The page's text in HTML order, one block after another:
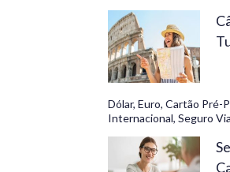
Dólar, Euro, Cartão Pré-
Internacional, Seguro